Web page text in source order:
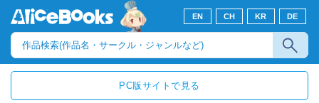
EN CH KR DE
PC版サイトで見る